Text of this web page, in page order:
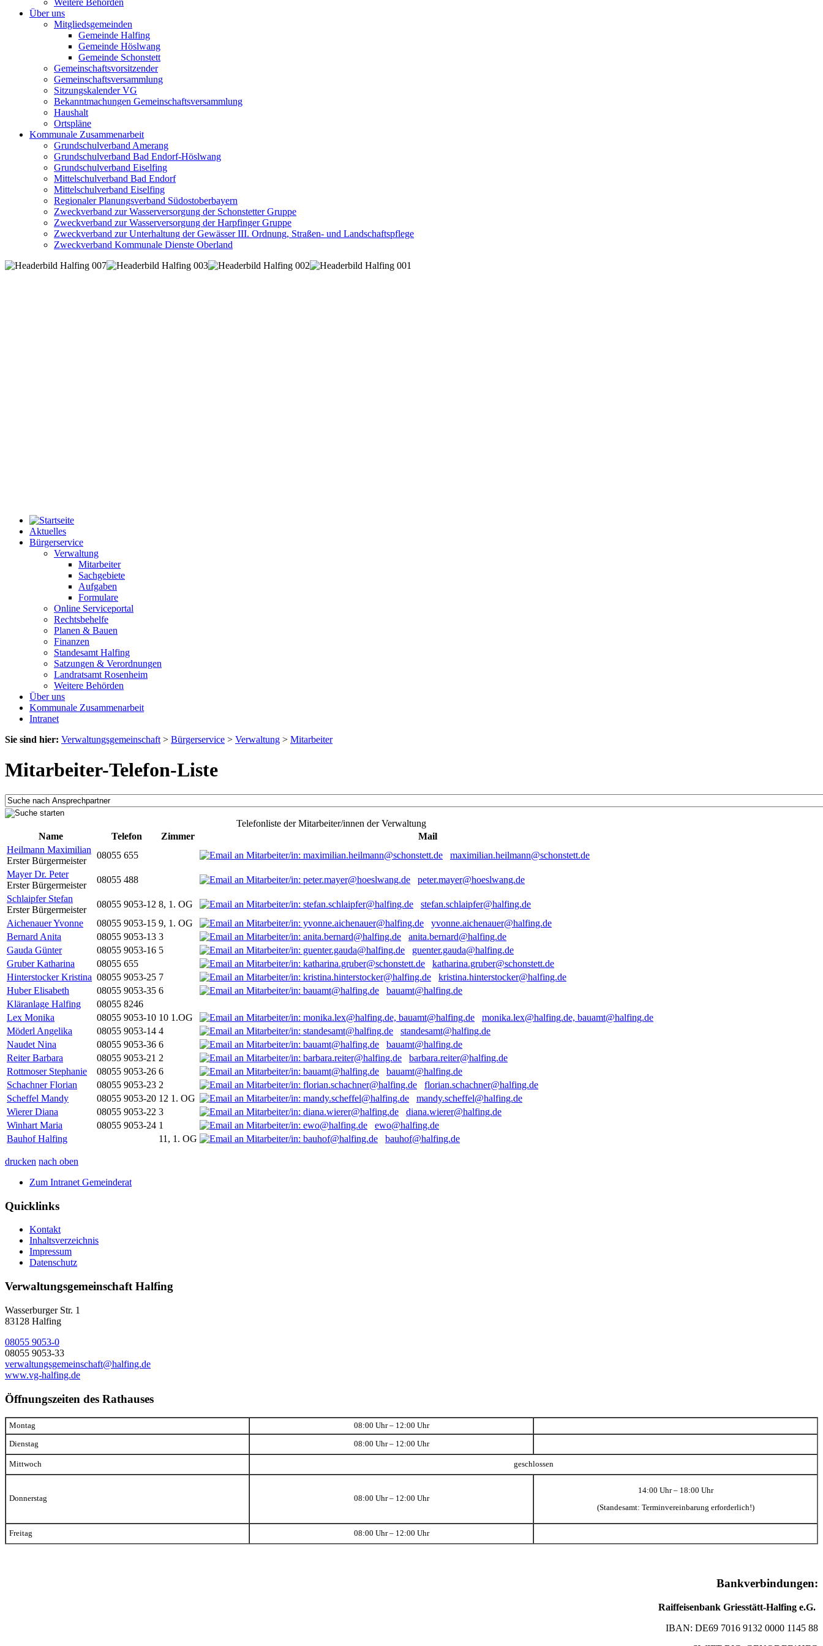
Weitere Behörden
Über uns
Mitgliedsgemeinden
Gemeinde Halfing
Gemeinde Höslwang
Gemeinde Schonstett
Gemeinschaftsvorsitzender
Gemeinschaftsversammlung
Sitzungskalender VG
Bekanntmachungen Gemeinschaftsversammlung
Haushalt
Ortspläne
Kommunale Zusammenarbeit
Grundschulverband Amerang
Grundschulverband Bad Endorf-Höslwang
Grundschulverband Eiselfing
Mittelschulverband Bad Endorf
Mittelschulverband Eiselfing
Regionaler Planungsverband Südostoberbayern
Zweckverband zur Wasserversorgung der Schonstetter Gruppe
Zweckverband zur Wasserversorgung der Harpfinger Gruppe
Zweckverband zur Unterhaltung der Gewässer III. Ordnung, Straßen- und Landschaftspflege
Zweckverband Kommunale Dienste Oberland
Aktuelles
Bürgerservice
Verwaltung
Mitarbeiter
Sachgebiete
Aufgaben
Formulare
Online Serviceportal
Rechtsbehelfe
Planen & Bauen
Finanzen
Standesamt Halfing
Satzungen & Verordnungen
Landratsamt Rosenheim
Weitere Behörden
Über uns
Kommunale Zusammenarbeit
Intranet
Sie sind hier: Verwaltungsgemeinschaft > Bürgerservice > Verwaltung > Mitarbeiter
Mitarbeiter-Telefon-Liste
Telefonliste der Mitarbeiter/innen der Verwaltung
Name
Telefon Zimmer
Mail
Heilmann Maximilian
Erster Bürgermeister
08055 655
maximilian.heilmann@schonstett.de
Mayer Dr. Peter
Erster Bürgermeister
08055 488
peter.mayer@hoeslwang.de
Schlaipfer Stefan
Erster Bürgermeister
08055 9053-12 8, 1. OG
stefan.schlaipfer@halfing.de
Aichenauer Yvonne
08055 9053-15 9, 1. OG
yvonne.aichenauer@halfing.de
Bernard Anita
08055 9053-13 3
anita.bernard@halfing.de
Gauda Günter
08055 9053-16 5
guenter.gauda@halfing.de
Gruber Katharina
08055 655
katharina.gruber@schonstett.de
Hinterstocker Kristina 08055 9053-25 7
kristina.hinterstocker@halfing.de
Huber Elisabeth
08055 9053-35 6
bauamt@halfing.de
Kläranlage Halfing
08055 8246
Lex Monika
08055 9053-10 10 1.OG
monika.lex@halfing.de, bauamt@halfing.de
Möderl Angelika
08055 9053-14 4
standesamt@halfing.de
Naudet Nina
08055 9053-36 6
bauamt@halfing.de
Reiter Barbara
08055 9053-21 2
barbara.reiter@halfing.de
Rottmoser Stephanie
08055 9053-26 6
bauamt@halfing.de
Schachner Florian
08055 9053-23 2
florian.schachner@halfing.de
Scheffel Mandy
08055 9053-20 12 1. OG
mandy.scheffel@halfing.de
Wierer Diana
08055 9053-22 3
diana.wierer@halfing.de
Winhart Maria
08055 9053-24 1
ewo@halfing.de
Bauhof Halfing
11, 1. OG bauhof@halfing.de
drucken nach oben
Zum Intranet Gemeinderat
Quicklinks
Kontakt
Inhaltsverzeichnis
Impressum
Datenschutz
Verwaltungsgemeinschaft Halfing
Wasserburger Str. 1
83128 Halfing
08055 9053-0
08055 9053-33
verwaltungsgemeinschaft@halfing.de
www.vg-halfing.de
Öffnungszeiten des Rathauses
Montag 08:00 Uhr – 12:00 Uhr
Dienstag 08:00 Uhr – 12:00 Uhr
Mittwoch geschlossen
Donnerstag 08:00 Uhr – 12:00 Uhr
14:00 Uhr – 18:00 Uhr
(Standesamt: Terminvereinbarung erforderlich!)
Freitag 08:00 Uhr – 12:00 Uhr
Bankverbindungen:
Raiffeisenbank Griesstätt-Halfing e.G.
IBAN: DE69 7016 9132 0000 1145 88